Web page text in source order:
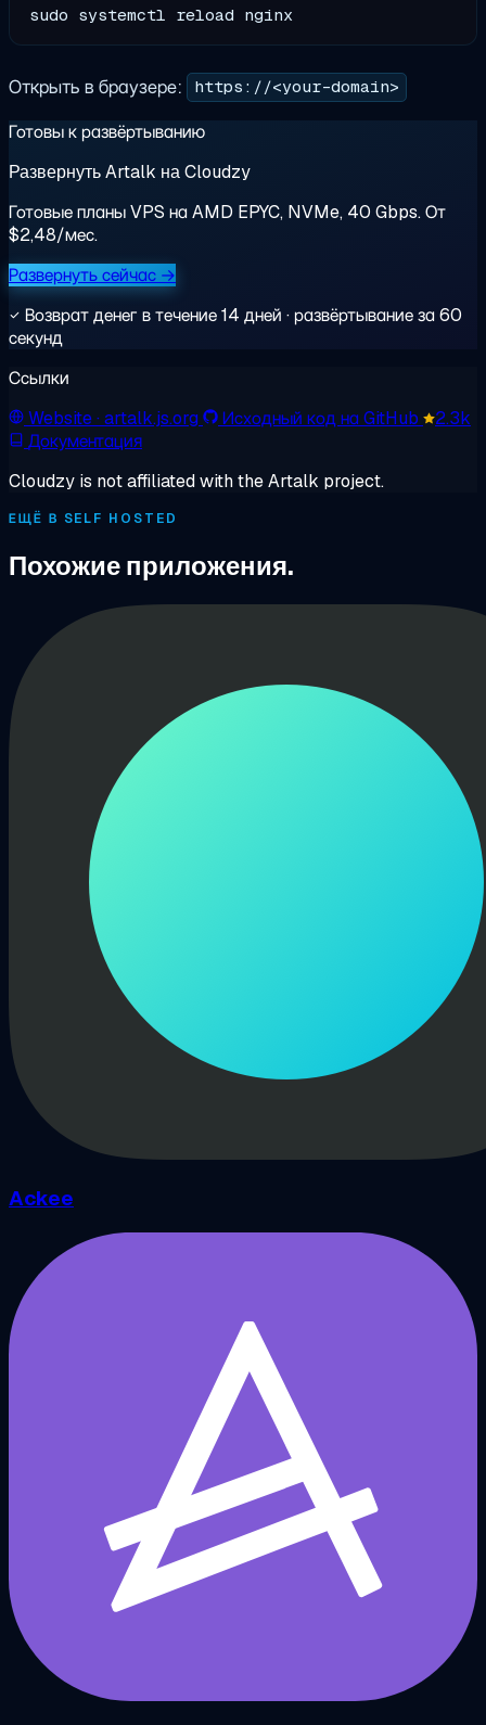
Открыть в браузере: https://<your-domain>
Готовы к развёртыванию
Развернуть Artalk на Cloudzy
Готовые планы VPS на AMD EPYC, NVMe, 40 Gbps. От
$2,48/мес.
Развернуть сейчас →
Возврат денег в течение 14 дней · развёртывание за 60
секунд
Ссылки
Website· artalk.js.org Исходный код на GitHub
2.3k
Документация
Cloudzy is not affiliated with the Artalk project.
ЕЩЁ В SELF HOSTED
Похожие приложения.
Ackee